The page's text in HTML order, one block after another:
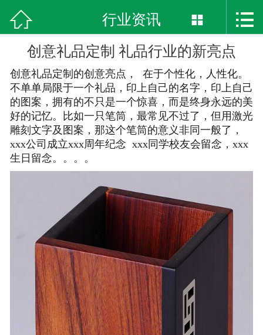
 首页
关于我们
新闻资讯
产品展示
精品展示
 行业资讯  
创意礼品定制 礼品行业的新亮点
创意礼品定制的创意亮点， 在于个性化，人性化。
不单单局限于一个礼品，印上自己的名字，印上自己
的图案，拥有的不只是一个惊喜，而是终身永远的美
好的记忆。比如一只笔筒，最常见不过了，但用激光
雕刻文字及图案，那这个笔筒的意义非同一般了，
xxx公司成立xxx周年纪念 xxx同学校友会留念，xxx
生日留念。。。。